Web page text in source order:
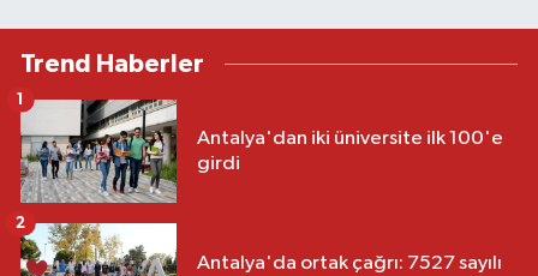
Trend Haberler
Antalya'dan iki üniversite ilk 100'e
girdi
1
Antalya'da ortak çağrı: 7527 sayılı
2